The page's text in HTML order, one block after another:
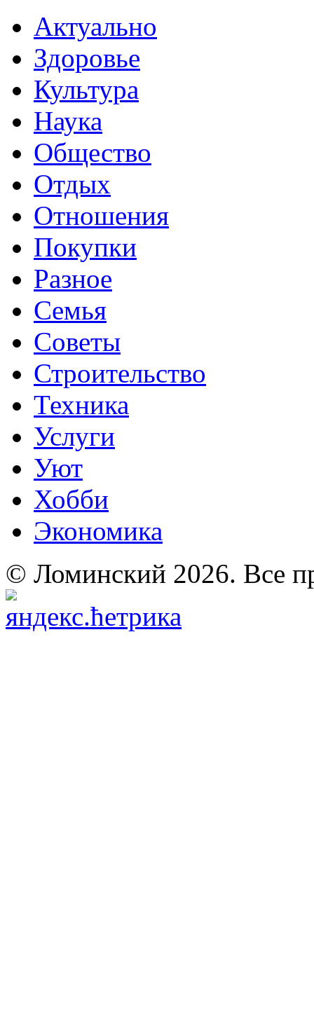
Актуально
Здоровье
Культура
Наука
Общество
Отдых
Отношения
Покупки
Разное
Семья
Советы
Строительство
Техника
Услуги
Уют
Хобби
Экономика
© Ломинский 2026. Все